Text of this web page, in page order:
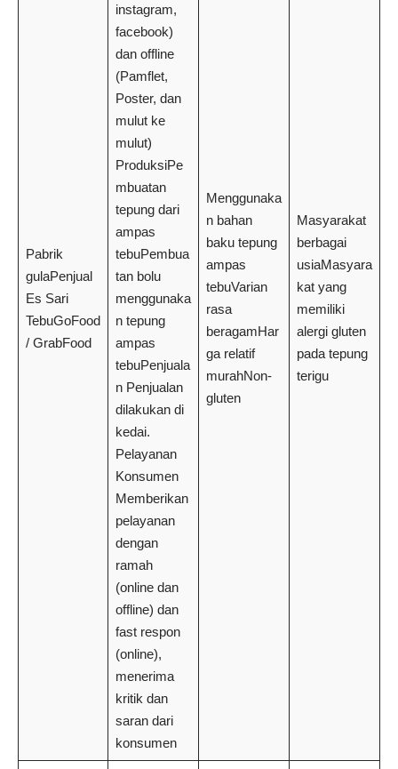
Pabrik
gulaPenjual
Es Sari
TebuGoFood
/ GrabFood
instagram,
facebook)
dan offline
(Pamflet,
Poster, dan
mulut ke
mulut)
ProduksiPe
mbuatan
tepung dari
ampas
tebuPembua
tan bolu
menggunaka
n tepung
ampas
tebuPenjuala
n Penjualan
dilakukan di
kedai.
Pelayanan
Konsumen
Memberikan
pelayanan
dengan
ramah
(online dan
offline) dan
fast respon
(online),
menerima
kritik dan
saran dari
konsumen
Menggunaka
n bahan
baku tepung
ampas
tebuVarian
rasa
beragamHar
ga relatif
murahNon-
gluten
Masyarakat
berbagai
usiaMasyara
kat yang
memiliki
alergi gluten
pada tepung
terigu